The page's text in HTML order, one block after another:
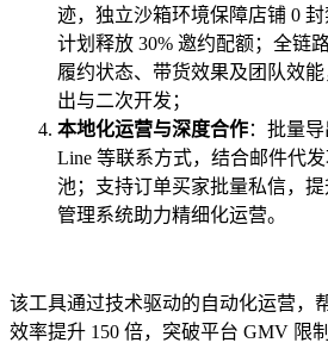
迹，独立沙箱环境保障店铺 0
计划释放 30% 邀约配额；全链
履约状态、带货效果及团队效
出与二次开发；
本地化运营与深度合作：批量导
Line 等联系方式，结合邮件代
池；支持订单买家批量私信，
管理系统助力精细化运营。
该工具通过技术驱动的自动化运营，
效率提升 150 倍，突破平台 GMV 限